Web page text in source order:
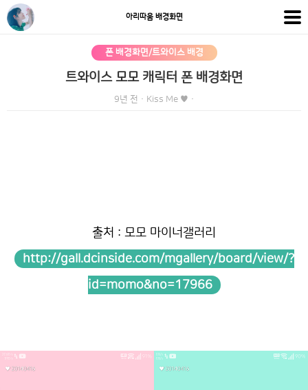
아리따움 배경화면
폰 배경화면/트와이스 배경
트와이스 모모 캐릭터 폰 배경화면
9년 전 · Kiss Me ♥ ·
출처 : 모모 마이너갤러리
http://gall.dcinside.com/mgallery/board/view/?
id=momo&no=17966